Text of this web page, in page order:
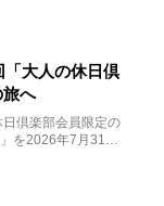
「大人の休日倶
へ
倶楽部会員限定の
を2026年7月31日